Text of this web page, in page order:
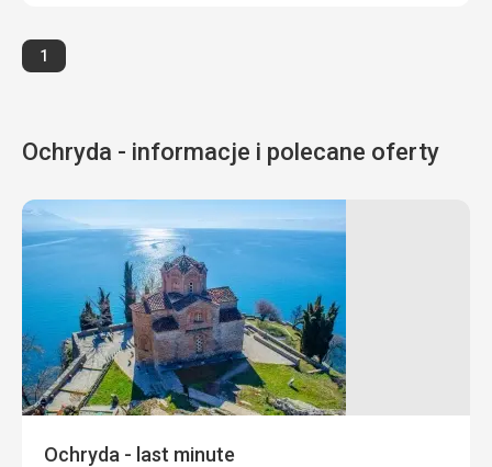
Usługi
Plaża
Wyżywienie
Najwyższa półka - duża różnorodność. Pomimo iż jestem
na diecie bezglutenowej - tam tego nie odczułem.
Smaczne i zdrowe
Zakwaterowanie
Bez uwag - wysypiałem się na maksa i o to chyba chodzi
Usługi
Najwyższa półka, życzliwość, podejście, rodzinna
Strona
1
Ochryda - informacje i polecane oferty
Ochryda - last minute